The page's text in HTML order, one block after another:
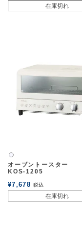
在庫切れ
白2
オーブントースター
KOS-1205
¥7,678 税込
在庫切れ